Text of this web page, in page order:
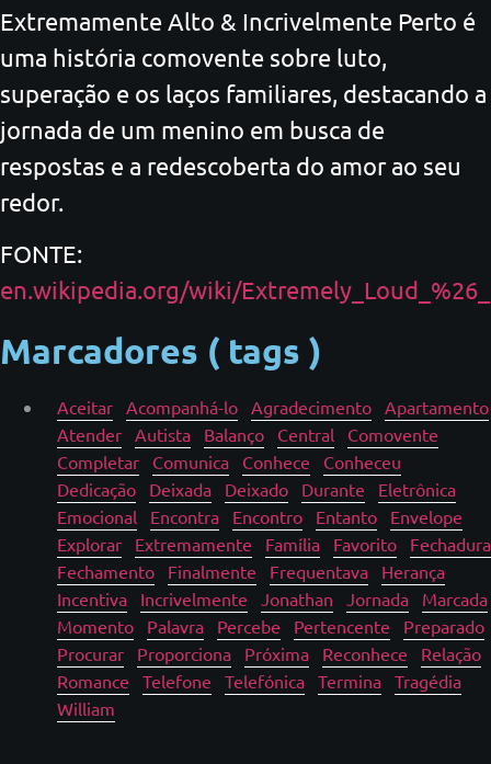
Extremamente Alto & Incrivelmente Perto é
uma história comovente sobre luto,
superação e os laços familiares, destacando a
jornada de um menino em busca de
respostas e a redescoberta do amor ao seu
redor.
FONTE:
en.wikipedia.org/wiki/
Marcadores ( tags )
Aceitar Acompanhá-lo Agradecimento Apartamento
Atender Autista Balanço Central
Comovente
Completar
Comunica Conhece
Conheceu
Dedicação
Deixada Deixado Durante
Eletrônica
Emocional
Encontra Encontro Entanto
Envelope
Explorar
Extremamente Família Favorito
Fechadura
Fechamento
Finalmente Frequentava
Herança
Incentiva
Incrivelmente Jonathan Jornada
Marcada
Momento
Palavra Percebe Pertencente
Preparado
Procurar
Proporciona Próxima Reconhece
Relação
Romance
Telefone Telefónica Termina Tragédia
William